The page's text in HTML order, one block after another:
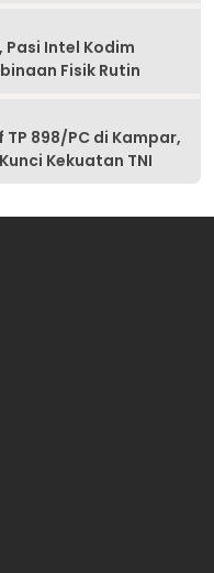
Intel Kodim
Fisik Rutin
TP 898/PC di Kampar,
Kekuatan TNI